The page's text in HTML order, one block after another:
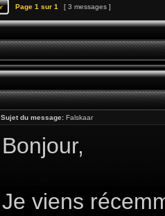
Page 1 sur 1 [ 3 messages ]
Sujet du message: Falskaar
Bonjour,
Je viens